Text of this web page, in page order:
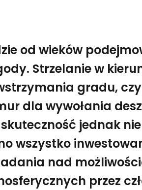
pogody. Strzelanie w
zabić chmurę? – pokaz filmu i
od wieków
Strzelanie w
gradu,
dla wywołania
jednak
wszystko
nad
przez